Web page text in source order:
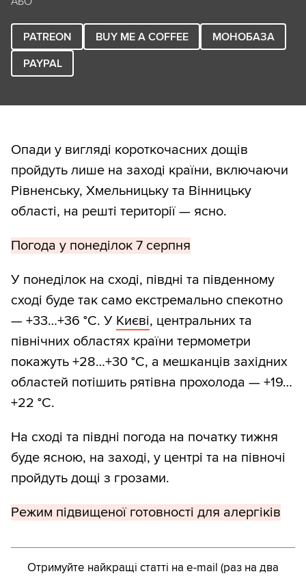
PATREON BUY ME A COFFEE
МОНОБАЗА
PAYPAL
Опади у вигляді короткочасних дощів
пройдуть лише на заході країни, включаючи
Рівненську, Хмельницьку та Вінницьку
області, на решті території — ясно.
Погода у понеділок 7 серпня
У понеділок на сході, півдні та південному
сході буде так само екстремально спекотно
— +33…+36 °С. У Києві, центральних та
північних областях країни термометри
покажуть +28…+30 °С, а мешканців західних
областей потішить рятівна прохолода — +19…
+22 °С.
На сході та півдні погода на початку тижня
буде ясною, на заході, у центрі та на півночі
пройдуть дощі з грозами.
Режим підвищеної готовності для алергіків
Отримуйте найкращі статті на e-mail (раз на два